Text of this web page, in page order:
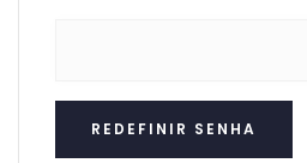
REDEFINIR SENHA